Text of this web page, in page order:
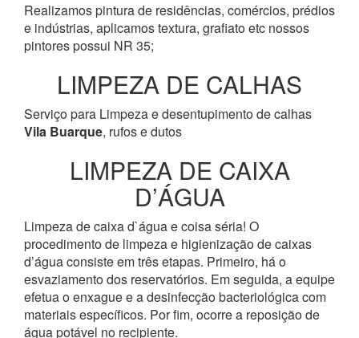
Realizamos pintura de residências, comércios, prédios
e indústrias, aplicamos textura, grafiato etc nossos
pintores possui NR 35;
LIMPEZA DE CALHAS
Serviço para Limpeza e desentupimento de calhas
Vila Buarque, rufos e dutos
LIMPEZA DE CAIXA
D’ÁGUA
Limpeza de caixa d`água e coisa séria! O
procedimento de limpeza e higienização de caixas
d’água consiste em três etapas. Primeiro, há o
esvaziamento dos reservatórios. Em seguida, a equipe
efetua o enxague e a desinfecção bacteriológica com
materiais específicos. Por fim, ocorre a reposição de
água potável no recipiente.